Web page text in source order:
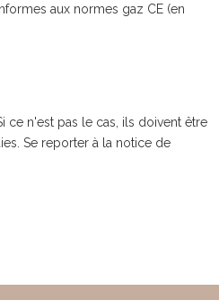
aux normes gaz CE (en
n'est pas le cas, ils doivent être
Se reporter à la notice de